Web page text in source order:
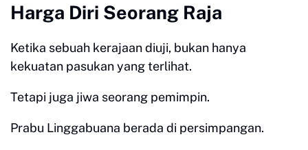
Harga Diri Seorang Raja
Ketika sebuah kerajaan diuji, bukan hanya
kekuatan pasukan yang terlihat.
Tetapi juga jiwa seorang pemimpin.
Prabu Linggabuana berada di persimpangan.